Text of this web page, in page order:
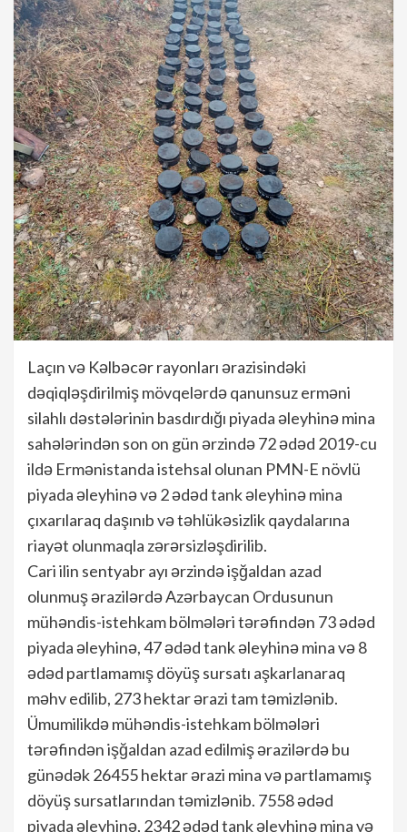
Laçın və Kəlbəcər rayonları ərazisindəki
dəqiqləşdirilmiş mövqelərdə qanunsuz erməni
silahlı dəstələrinin basdırdığı piyada əleyhinə mina
sahələrindən son on gün ərzində 72 ədəd 2019-cu
ildə Ermənistanda istehsal olunan PMN-E növlü
piyada əleyhinə və 2 ədəd tank əleyhinə mina
çıxarılaraq daşınıb və təhlükəsizlik qaydalarına
riayət olunmaqla zərərsizləşdirilib.
Cari ilin sentyabr ayı ərzində işğaldan azad
olunmuş ərazilərdə Azərbaycan Ordusunun
mühəndis-istehkam bölmələri tərəfindən 73 ədəd
piyada əleyhinə, 47 ədəd tank əleyhinə mina və 8
ədəd partlamamış döyüş sursatı aşkarlanaraq
məhv edilib, 273 hektar ərazi tam təmizlənib.
Ümumilikdə mühəndis-istehkam bölmələri
tərəfindən işğaldan azad edilmiş ərazilərdə bu
günədək 26455 hektar ərazi mina və partlamamış
döyüş sursatlarından təmizlənib. 7558 ədəd
piyada əleyhinə, 2342 ədəd tank əleyhinə mina və